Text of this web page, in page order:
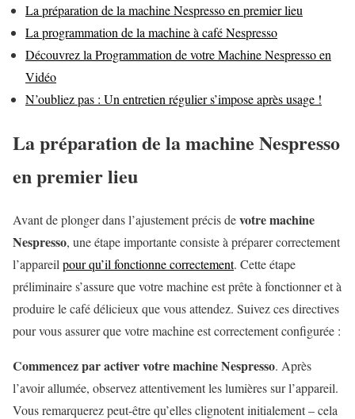
La préparation de la machine Nespresso en premier lieu
La programmation de la machine à café Nespresso
Découvrez la Programmation de votre Machine Nespresso en
Vidéo
N’oubliez pas : Un entretien régulier s’impose après usage !
La préparation de la machine Nespresso
en premier lieu
Avant de plonger dans l’ajustement précis devotre machine
Nespresso, une étape importante consiste à préparer correctement
l’appareil pour qu’il fonctionne correctement. Cette étape
préliminaire s’assure que votre machine est prête à fonctionner et à
produire le café délicieux que vous attendez. Suivez ces directives
pour vous assurer que votre machine est correctement configurée :
Commencez par activer votre machine Nespresso. Après
l’avoir allumée, observez attentivement les lumières sur l’appareil.
Vous remarquerez peut-être qu’elles clignotent initialement – cela